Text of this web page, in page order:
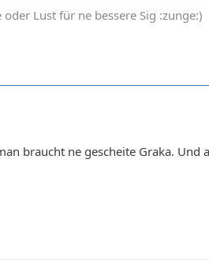
oder Lust für ne bessere Sig :zunge:)
braucht ne gescheite Graka.